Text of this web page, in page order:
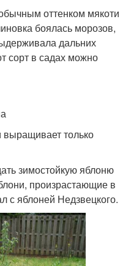
оттенком мякоти
боялась морозов,
дальних
сорт в садах можно
только
зимостойкую яблоню
произрастающие в
с яблоней Недзвецкого.